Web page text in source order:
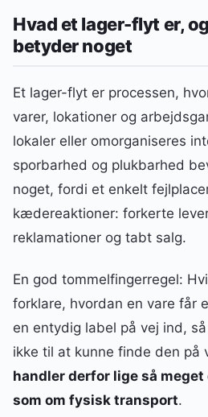
Hvad et lager-flyt er,
betyder noget
Et lager-flyt er processen,
varer, lokationer og
lokaler eller omorganiseres
sporbarhed og plukbarhed
noget, fordi et enkelt
kædereaktioner: forkerte
reklamationer og tabt salg.
En god tommelfingerregel:
forklare, hvordan en vare får
en entydig label på vej ind,
ikke til at kunne finde den på
handler derfor lige så meget
som om fysisk transport.